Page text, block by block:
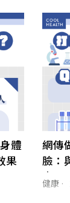
體
果
網傳
臉：
本原
健康 ·